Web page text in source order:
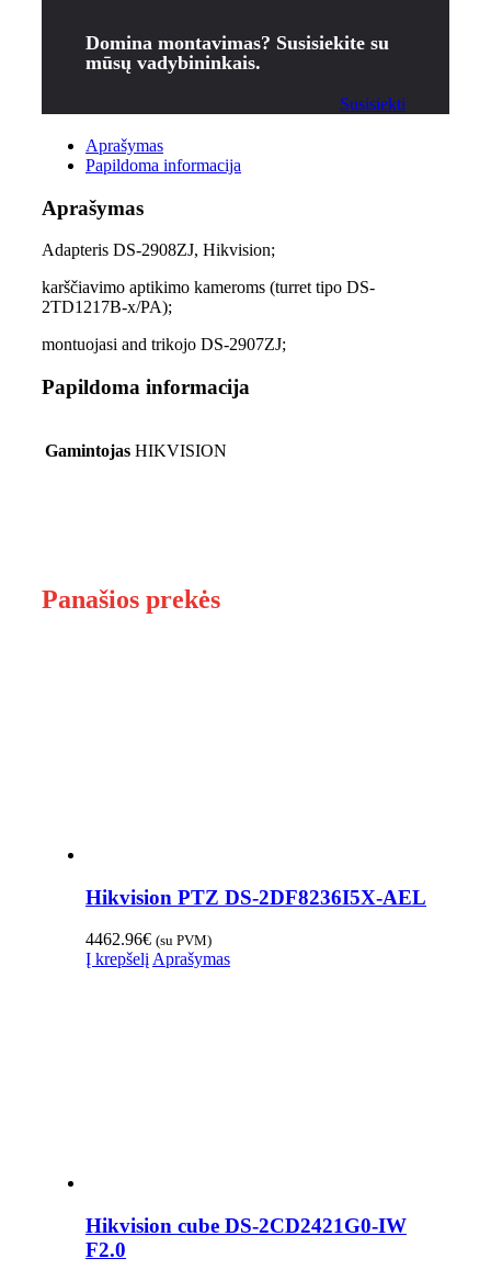
Domina montavimas? Susisiekite su
mūsų vadybininkais.
Susisiekti
Aprašymas
Papildoma informacija
Aprašymas
Adapteris DS-2908ZJ, Hikvision;
karščiavimo aptikimo kameroms (turret tipo DS-
2TD1217B-x/PA);
montuojasi and trikojo DS-2907ZJ;
Papildoma informacija
Gamintojas HIKVISION
Panašios prekės
Hikvision PTZ DS-2DF8236I5X-AEL
4462.96€ (su PVM)
Į krepšelį Aprašymas
Hikvision cube DS-2CD2421G0-IW
F2.0